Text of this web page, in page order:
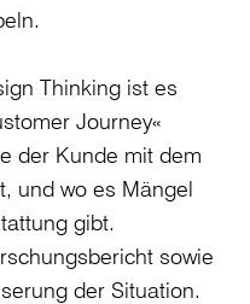
Thinking ist es
Journey«
der Kunde mit dem
und wo es Mängel
gibt.
sowie
der Situation.